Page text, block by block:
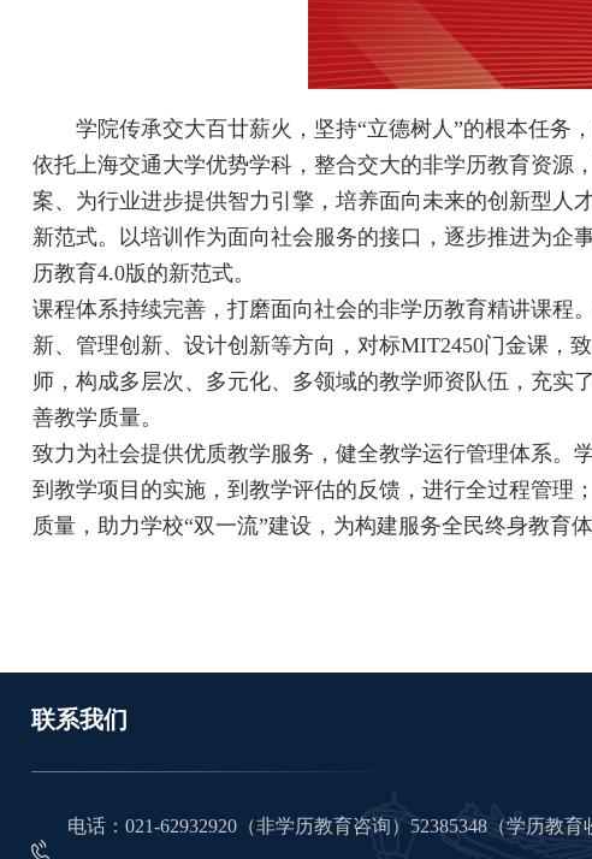
学院传承交大百廿薪火，坚持“立德树人”的根本任务
依托上海交通大学优势学科，整合交大的非学历教育资源
案、为行业进步提供智力引擎，培养面向未来的创新型人
新范式。以培训作为面向社会服务的接口，逐步推进为企
历教育4.0版的新范式。
课程体系持续完善，打磨面向社会的非学历教育精讲课程
新、管理创新、设计创新等方向，对标MIT2450门金课，
师，构成多层次、多元化、多领域的教学师资队伍，充实
善教学质量。
致力为社会提供优质教学服务，健全教学运行管理体系。
到教学项目的实施，到教学评估的反馈，进行全过程管理
质量，助力学校“双一流”建设，为构建服务全民终身教育
联系我们
电话：021-62932920（非学历教育咨询）52385348（学历教育